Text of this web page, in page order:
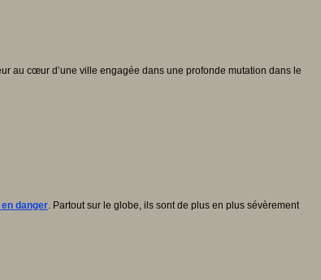
au cœur d’une ville engagée dans une profonde mutation dans le
danger. Partout sur le globe, ils sont de plus en plus sévèrement